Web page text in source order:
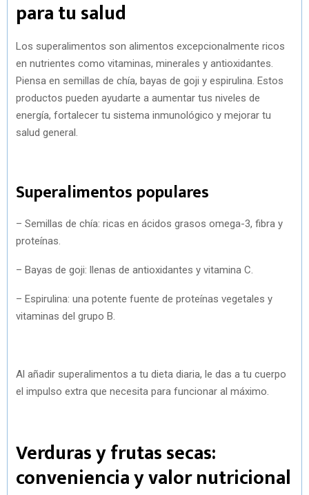
para tu salud
Los superalimentos son alimentos excepcionalmente ricos
en nutrientes como vitaminas, minerales y antioxidantes.
Piensa en semillas de chía, bayas de goji y espirulina. Estos
productos pueden ayudarte a aumentar tus niveles de
energía, fortalecer tu sistema inmunológico y mejorar tu
salud general.
Superalimentos populares
– Semillas de chía: ricas en ácidos grasos omega-3, fibra y
proteínas.
– Bayas de goji: llenas de antioxidantes y vitamina C.
– Espirulina: una potente fuente de proteínas vegetales y
vitaminas del grupo B.
Al añadir superalimentos a tu dieta diaria, le das a tu cuerpo
el impulso extra que necesita para funcionar al máximo.
Verduras y frutas secas:
conveniencia y valor nutricional